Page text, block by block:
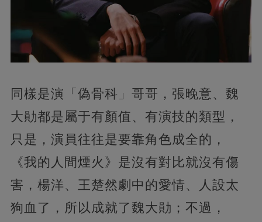
同樣是演「偽骨科」哥哥，張晚意、魏
大勛都是屬于有顏值、有演技的類型，
只是，演員往往是要靠角色成全的，
《我的人間煙火》是沒有對比就沒有傷
害，楊洋、王楚然劇中的愛情、人設太
狗血了，所以成就了魏大勛；不過，